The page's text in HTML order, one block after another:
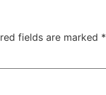
fields are marked *